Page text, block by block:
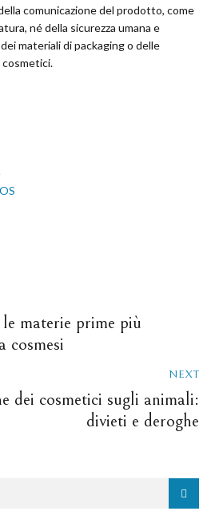
comunicazione del prodotto, come
né della sicurezza umana e
materiali di packaging o delle
cosmetici.
materie prime più
cosmesi
NEXT
dei cosmetici sugli animali:
divieti e deroghe